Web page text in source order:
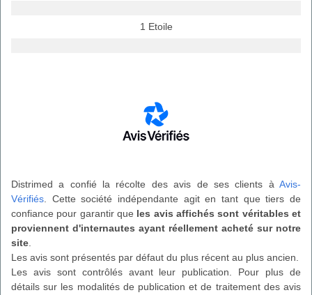
1 Etoile
Distrimed a confié la récolte des avis de ses clients à Avis-
Vérifiés. Cette société indépendante agit en tant que tiers de
confiance pour garantir que les avis affichés sont véritables et
proviennent d'internautes ayant réellement acheté sur notre
site.
Les avis sont présentés par défaut du plus récent au plus ancien.
Les avis sont contrôlés avant leur publication. Pour plus de
détails sur les modalités de publication et de traitement des avis